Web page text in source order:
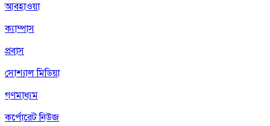
আবহাওয়া
ক্যাম্পাস
প্রবাস
সোশ্যাল মিডিয়া
গণমাধ্যম
কর্পোরেট নিউজ